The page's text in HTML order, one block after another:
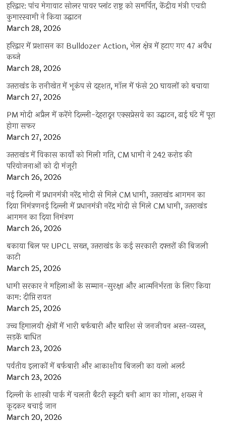
हरिद्वार: पांच मेगावाट सोलर पावर प्लांट राष्ट्र को समर्पित, केंद्रीय मंत्री एचडी
कुमारस्वामी ने किया उद्घाटन
March 28, 2026
हरिद्वार में प्रशासन का Bulldozer Action, भेल क्षेत्र में हटाए गए 47 अवैध
कब्जे
March 28, 2026
उत्तराखंड के रानीखेत में भूकंप से दहशत, मॉल में फंसे 20 घायलों को बचाया
March 27, 2026
PM मोदी अप्रैल में करेंगे दिल्ली-देहरादून एक्सप्रेसवे का उद्घाटन, ढाई घंटे में पूरा
होगा सफर
March 27, 2026
उत्तराखंड में विकास कार्यों को मिली गति, CM धामी ने 242 करोड़ की
परियोजनाओं को दी मंजूरी
March 26, 2026
नई दिल्ली में प्रधानमंत्री नरेंद्र मोदी से मिले CM धामी, उत्तराखंड आगमन का
दिया निमंत्रणनई दिल्ली में प्रधानमंत्री नरेंद्र मोदी से मिले CM धामी, उत्तराखंड
आगमन का दिया निमंत्रण
March 26, 2026
बकाया बिल पर UPCL सख्त, उत्तराखंड के कई सरकारी दफ्तरों की बिजली
काटी
March 25, 2026
धामी सरकार ने महिलाओं के सम्मान-सुरक्षा और आत्मनिर्भरता के लिए किया
काम: दीप्ति रावत
March 25, 2026
उच्च हिमालयी क्षेत्रों में भारी बर्फबारी और बारिश से जनजीवन अस्त-व्यस्त,
सड़कें बाधित
March 23, 2026
पर्वतीय इलाकों में बर्फबारी और आकाशीय बिजली का यलो अलर्ट
March 23, 2026
दिल्ली के शास्त्री पार्क में चलती बैटरी स्कूटी बनी आग का गोला, शख्स ने
कूदकर बचाई जान
March 20, 2026